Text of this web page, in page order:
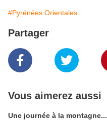
#Pyrénées Orientales
Partager
Vous aimerez aussi
Une journée à la montagne...